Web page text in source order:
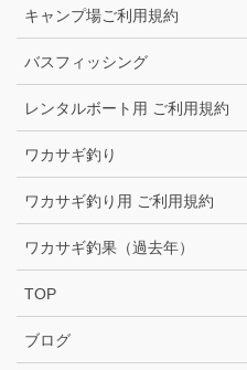
キャンプ場ご利用規約
バスフィッシング
レンタルボート用 ご利用規約
ワカサギ釣り
ワカサギ釣り用 ご利用規約
ワカサギ釣果（過去年）
TOP
ブログ